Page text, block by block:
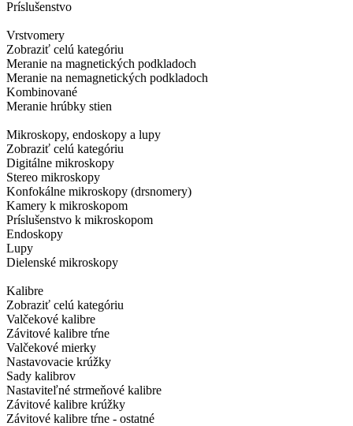
Príslušenstvo
Vrstvomery
Zobraziť celú kategóriu
Meranie na magnetických podkladoch
Meranie na nemagnetických podkladoch
Kombinované
Meranie hrúbky stien
Mikroskopy, endoskopy a lupy
Zobraziť celú kategóriu
Digitálne mikroskopy
Stereo mikroskopy
Konfokálne mikroskopy (drsnomery)
Kamery k mikroskopom
Príslušenstvo k mikroskopom
Endoskopy
Lupy
Dielenské mikroskopy
Kalibre
Zobraziť celú kategóriu
Valčekové kalibre
Závitové kalibre tŕne
Valčekové mierky
Nastavovacie krúžky
Sady kalibrov
Nastaviteľné strmeňové kalibre
Závitové kalibre krúžky
Závitové kalibre tŕne - ostatné